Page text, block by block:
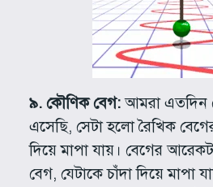
৯. কৌণিক বেগ:আমরা এতদিন
এসেছি, সেটা হলো রৈখিক
দিয়ে মাপা যায়। বেগের
বেগ, যেটাকে চাঁদা দিয়ে মাপা